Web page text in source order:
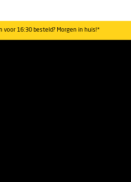
voor 16:30 besteld? Morgen in huis!*